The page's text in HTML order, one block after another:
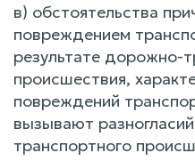
в) обстоятельства
повреждением
результате дорожно-
происшествия,
повреждений
вызывают
транспортного